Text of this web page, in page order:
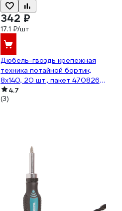
342 ₽
17.1 ₽/шт
Дюбель-гвоздь крепежная
техника потайной бортик,
8x140, 20 шт., пакет 470826
БК4.7
(3)